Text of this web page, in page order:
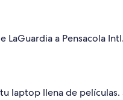
a Pensacola
laptop llena de